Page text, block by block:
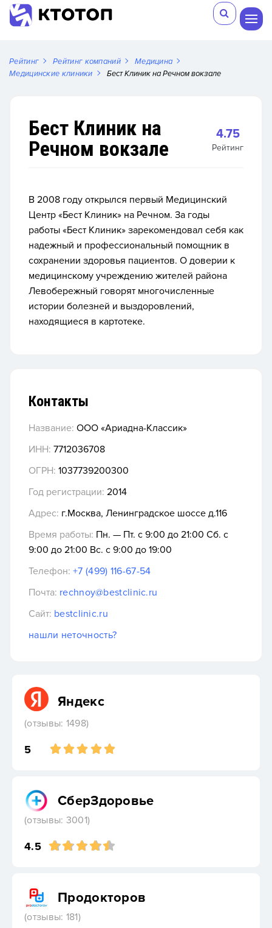
Рейтинг Рейтинг компаний
Медицина
Медицинские клиники
Бест Клиник на Речном вокзале
Бест Клиник на
Речном вокзале
4.75
Рейтинг
В 2008 году открылся первый Медицинский
Центр «Бест Клиник» на Речном. За годы
работы «Бест Клиник» зарекомендовал себя как
надежный и профессиональный помощник в
сохранении здоровья пациентов. О доверии к
медицинскому учреждению жителей района
Левобережный говорят многочисленные
истории болезней и выздоровлений,
находящиеся в картотеке.
Контакты
Название: ООО «Ариадна-Классик»
ИНН: 7712036708
ОГРН: 1037739200300
Год регистрации: 2014
Адрес: г.Москва, Ленинградское шоссе д.116
Время работы: Пн. — Пт. с 9:00 до 21:00 Сб. с
9:00 до 21:00 Вс. с 9:00 до 19:00
Телефон: +7 (499) 116-67-54
Почта: rechnoy@bestclinic.ru
Сайт: bestclinic.ru
нашли неточность?
Яндекс
(отзывы: 1498)
5
СберЗдоровье
(отзывы: 3001)
4.5
Продокторов
(отзывы: 181)